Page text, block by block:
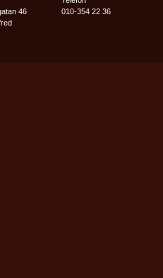
46
010-354 22 36